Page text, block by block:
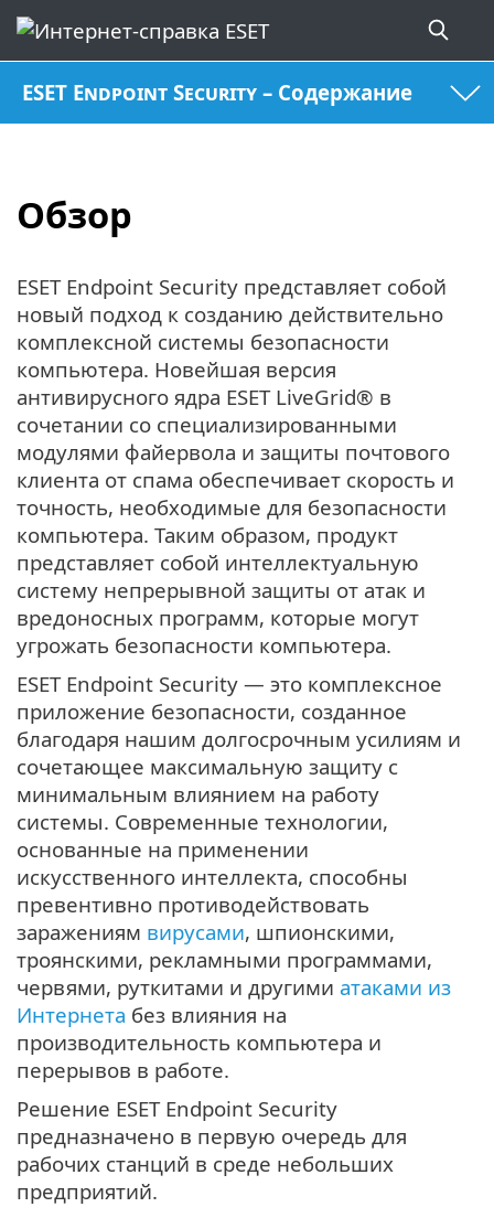
ESET Endpoint Security – Содержание
Обзор
ESET Endpoint Security представляет собой
новый подход к созданию действительно
комплексной системы безопасности
компьютера. Новейшая версия
антивирусного ядра ESET LiveGrid® в
сочетании со специализированными
модулями файервола и защиты почтового
клиента от спама обеспечивает скорость и
точность, необходимые для безопасности
компьютера. Таким образом, продукт
представляет собой интеллектуальную
систему непрерывной защиты от атак и
вредоносных программ, которые могут
угрожать безопасности компьютера.
ESET Endpoint Security — это комплексное
приложение безопасности, созданное
благодаря нашим долгосрочным усилиям и
сочетающее максимальную защиту с
минимальным влиянием на работу
системы. Современные технологии,
основанные на применении
искусственного интеллекта, способны
превентивно противодействовать
заражениям вирусами, шпионскими,
троянскими, рекламными программами,
червями, руткитами и другими атаками из
Интернета без влияния на
производительность компьютера и
перерывов в работе.
Решение ESET Endpoint Security
предназначено в первую очередь для
рабочих станций в среде небольших
предприятий.